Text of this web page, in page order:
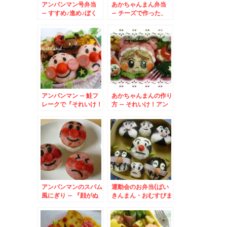
アンパンマン号弁当
– すすめ♪進め♪ぼく
あかちゃんまん弁当
– チーズで作った、
アンパンマン – 鮭フ
レークで『それいけ！
あかちゃんまんの作り
方 – それいけ！アン
アンパンマンのスパム
風にぎり – 『顔がぬ
運動会のお弁当(ばい
きんまん・おむすびま